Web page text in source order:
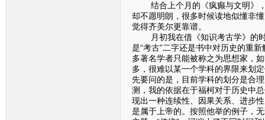
结合上个月的《疯癫与文明》，
却不愿明朗，很多时候读地似懂非
觉得齐美尔更靠谱。
月初我在借《知识考古学》的时
是“考古”二字还是书中对历史的重
多著名学者只能被称之为思想家，
多，很难以某一个学科的界限来划
先要问的是，目前学科的划分是合
测，我的依据在于福柯对于历史中
现出一种连续性、因果关系、进步
是属于上帝的。按照他举的例子，无